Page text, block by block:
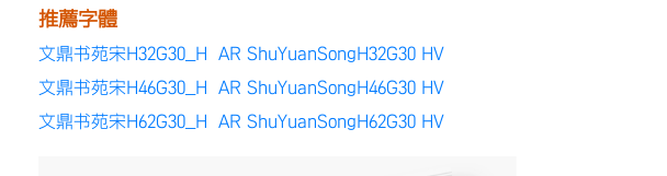
推薦字體
文鼎书苑宋H32G30_H AR ShuYuanSongH32G30 HV
文鼎书苑宋H46G30_H AR ShuYuanSongH46G30 HV
文鼎书苑宋H62G30_H AR ShuYuanSongH62G30 HV